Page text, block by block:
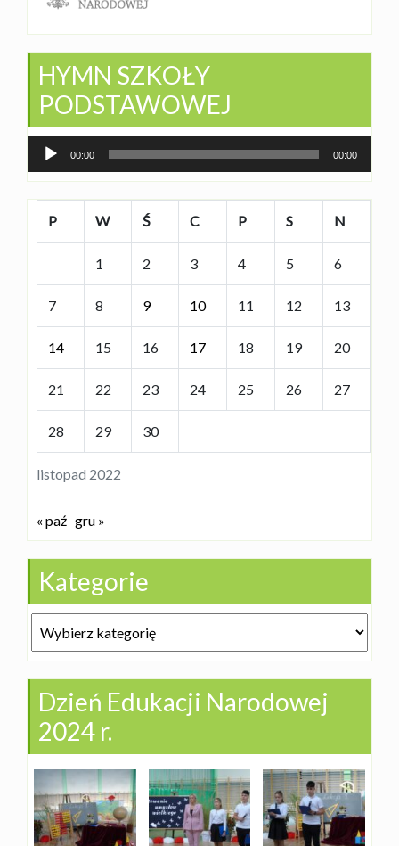
HYMN SZKOŁY
PODSTAWOWEJ
Odtwarzacz
00:00 00:00
listopad 2022
P W Ś C P S N
1 2 3 4 5 6
7 8 9 10 11 12 13
14 15 16 17 18 19 20
21 22 23 24 25 26 27
28 29 30
« paź gru »
Kategorie
Dzień Edukacji Narodowej
2024 r.